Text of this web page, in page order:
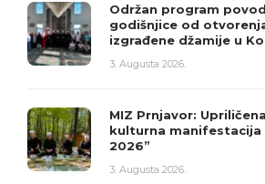
Održan program
godišnjice od
izgrađene džamije u
3. Augusta 2026.
MIZ Prnjavor:
kulturna manifestacija
2026”
3. Augusta 2026.